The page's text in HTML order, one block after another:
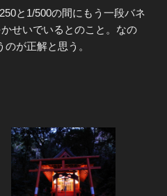
と1/500の間にもう一段バネ
せいでいるとのこと。なの
が正解と思う。